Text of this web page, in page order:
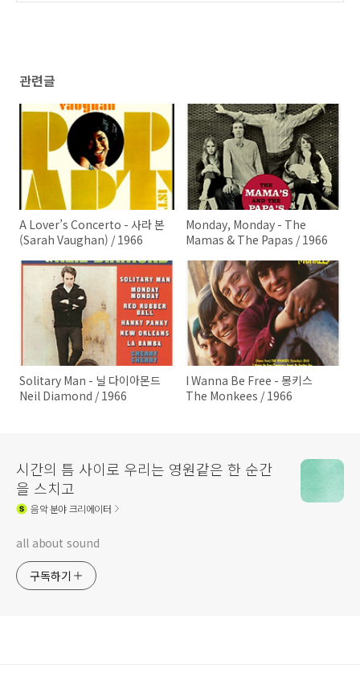
관련글
A Lover’s Concerto - 사라 본
(Sarah Vaughan) / 1966
Monday, Monday - The
Mamas & The Papas / 1966
Solitary Man - 닐 다이아몬드
Neil Diamond / 1966
I Wanna Be Free - 몽키스
The Monkees / 1966
시간의 틈 사이로 우리는 영원같은 한 순간
을 스치고
음악분야 크리에이터
all about sound
구독하기